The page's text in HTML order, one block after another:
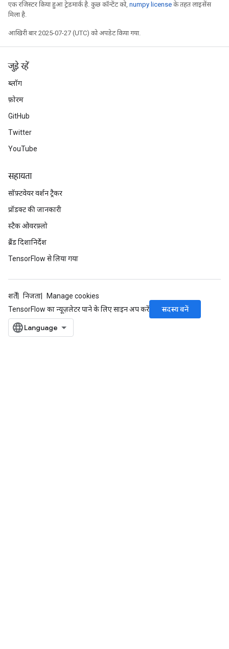
एक रजिस्टर किया हुआ ट्रेडमार्क है. कुछ कॉन्टेंट को, numpy license के तहत लाइसेंस
मिला है.
आखिरी बार 2025-07-27 (UTC) को अपडेट किया गया.
जुड़े रहें
ब्लॉग
फ़ोरम
GitHub
Twitter
YouTube
सहायता
सॉफ़्टवेयर वर्शन ट्रैकर
प्रॉडक्ट की जानकारी
स्टैक ओवरफ़्लो
ब्रैंड दिशानिर्देश
TensorFlow से लिया गया
शर्तें निजता
Manage cookies
TensorFlow का न्यूज़लेटर पाने के लिए साइन अप करें
सदस्य बनें